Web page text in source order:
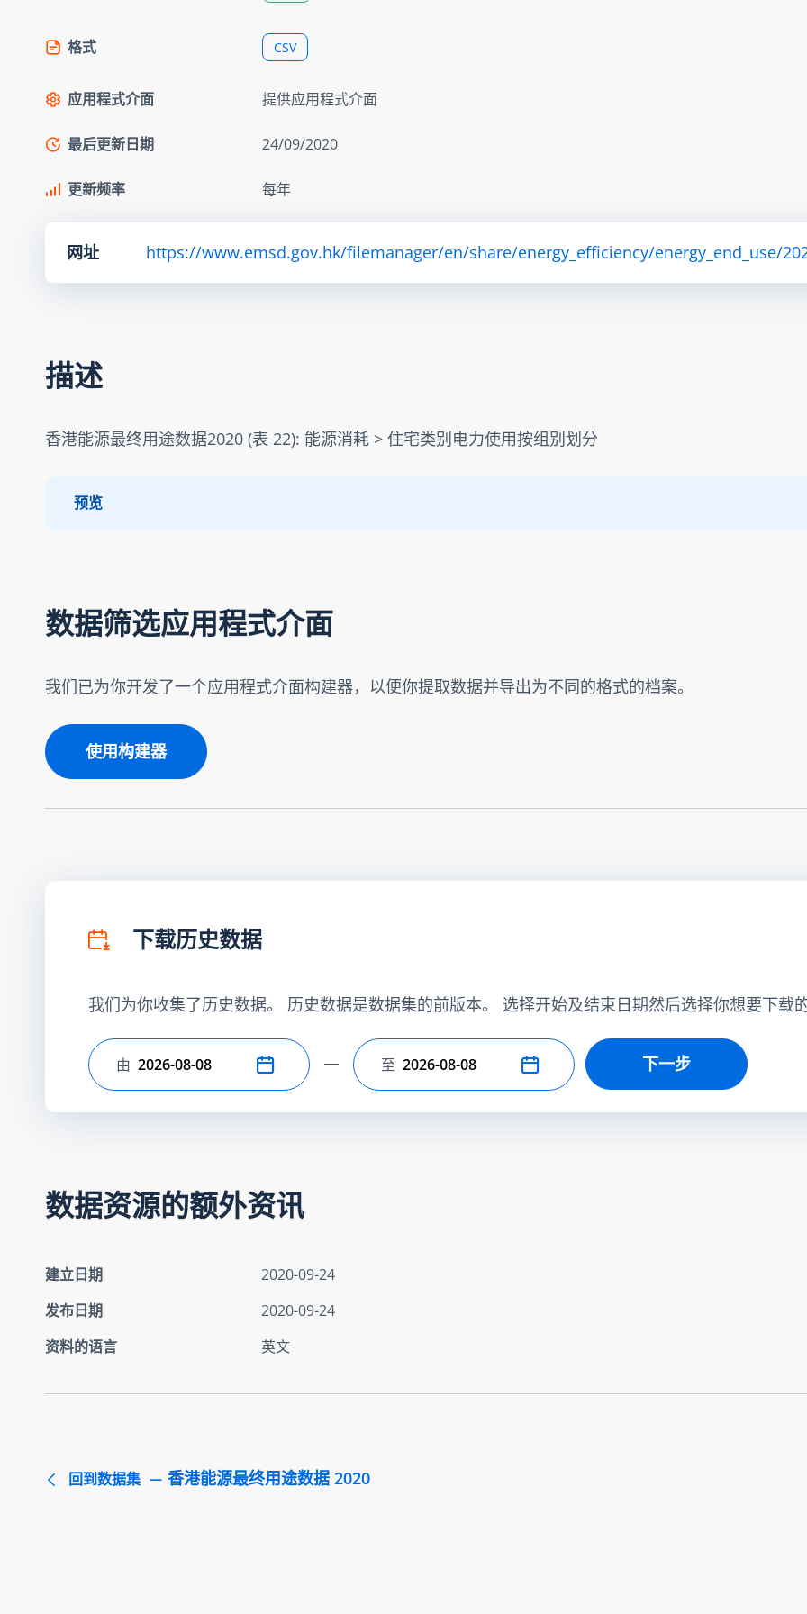
格式 CSV
应用程式介面 提供应用程式介面
最后更新日期 24/09/2020
更新频率 每年
网址 https://www.emsd.gov.hk/filemanager/en/share/energy_efficiency/energy_end_use/
描述
香港能源最终用途数据2020 (表 22): 能源消耗 > 住宅类别电力使用按组别划分
预览
数据筛选应用程式介面
我们已为你开发了一个应用程式介面构建器，以便你提取数据并导出为不同的格式的档案。
使用构建器
下载历史数据
我们为你收集了历史数据。 历史数据是数据集的前版本。 选择开始及结束日期然后选择你想要下载
选择开始日期
由 选择结束日期
至 下一步
数据资源的额外资讯
建立日期
2020-09-24
发布日期
2020-09-24
资料的语言
英文
回到数据集 香港能源最终用途数据 2020